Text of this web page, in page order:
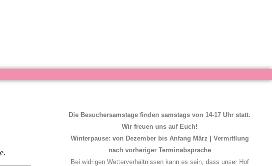
Die Besuchersamstage finden samstags von 14-17 Uhr statt.
Wir freuen uns auf Euch!
Winterpause: von Dezember bis Anfang März | Vermittlung
nach vorheriger Terminabsprache
Bei widrigen Wetterverhältnissen kann es sein, dass unser Hof